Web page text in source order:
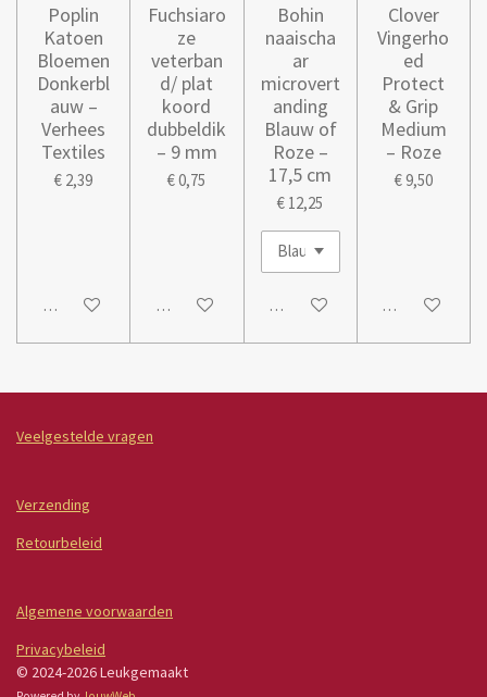
Poplin
Katoen
Bloemen
Donkerbl
auw –
Verhees
Textiles
€ 2,39
In winkelwagen
Fuchsiaro
ze
veterban
d/ plat
koord
dubbeldik
– 9 mm
€ 0,75
In winkelwagen
Bohin
naaischa
ar
microvert
anding
Blauw of
Roze –
17,5 cm
€ 12,25
In winkelwagen
Clover
Vingerho
ed
Protect
& Grip
Medium
– Roze
€ 9,50
In winkelwagen
Veelgestelde vragen
Verzending
Retourbeleid
Algemene voorwaarden
Privacybeleid
© 2024-2026 Leukgemaakt